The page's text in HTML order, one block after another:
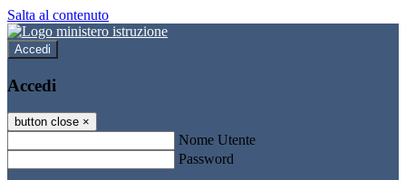
Salta al contenuto
Accedi
Accedi
button close ×
Nome Utente
Password